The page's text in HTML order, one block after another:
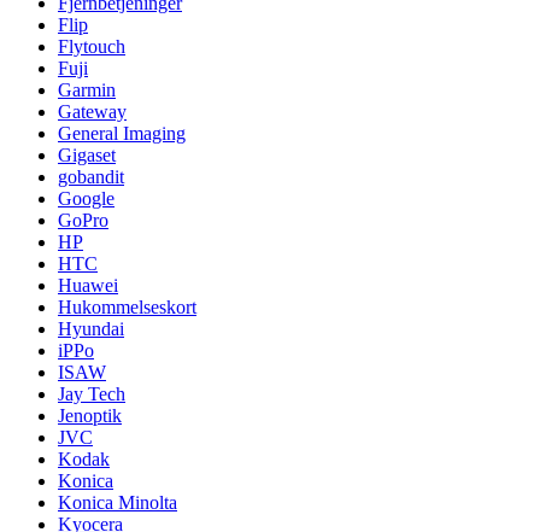
Flip
Flytouch
Fuji
Garmin
Gateway
General Imaging
Gigaset
gobandit
Google
GoPro
HP
HTC
Huawei
Hukommelseskort
Hyundai
iPPo
ISAW
Jay Tech
Jenoptik
JVC
Kodak
Konica
Konica Minolta
Kyocera